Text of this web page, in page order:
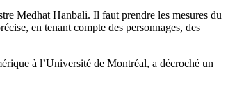
Medhat Hanbali. Il faut prendre les mesures du
en tenant compte des personnages, des
à l’Université de Montréal, a décroché un